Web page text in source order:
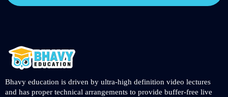
Bhavy education is driven by ultra-high definition video lectures
and has proper technical arrangements to provide buffer-free live